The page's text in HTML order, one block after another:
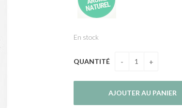
En stock
QUANTITÉ